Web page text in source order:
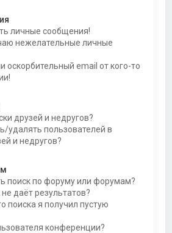
личные сообщения!
нежелательные личные
оскорбительный email от кого-то
друзей и недругов?
удалять пользователей в
и недругов?
поиск по форуму или форумам?
даёт результатов?
поиска я получил пустую
конференции?